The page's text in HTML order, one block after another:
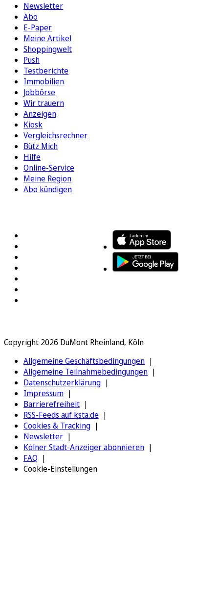
Newsletter
Abo
E-Paper
Meine Artikel
Shoppingwelt
Push
Testberichte
Immobilien
Jobbörse
Wir trauern
Anzeigen
Kiosk
Vergleichsrechner
Bütz Mich
Hilfe
Online-Service
Meine Region
Abo kündigen
Copyright 2026 DuMont Rheinland, Köln
Allgemeine Geschäftsbedingungen
Allgemeine Teilnahmebedingungen
Datenschutzerklärung
Impressum
Barrierefreiheit
RSS-Feeds auf ksta.de
Cookies & Tracking
Newsletter
Kölner Stadt-Anzeiger abonnieren
FAQ
Cookie-Einstellungen